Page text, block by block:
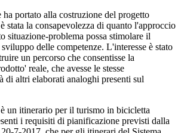
portato alla costruzione del progetto
stata la consapevolezza di quanto l'approccio
situazione-problema possa stimolare il
delle competenze. L'interesse è stato
un percorso che consentisse la
reale, che avesse le stesse
di altri elaborati analoghi presenti sul
è un itinerario per il turismo in bicicletta
i requisiti di pianificazione previsti dalla